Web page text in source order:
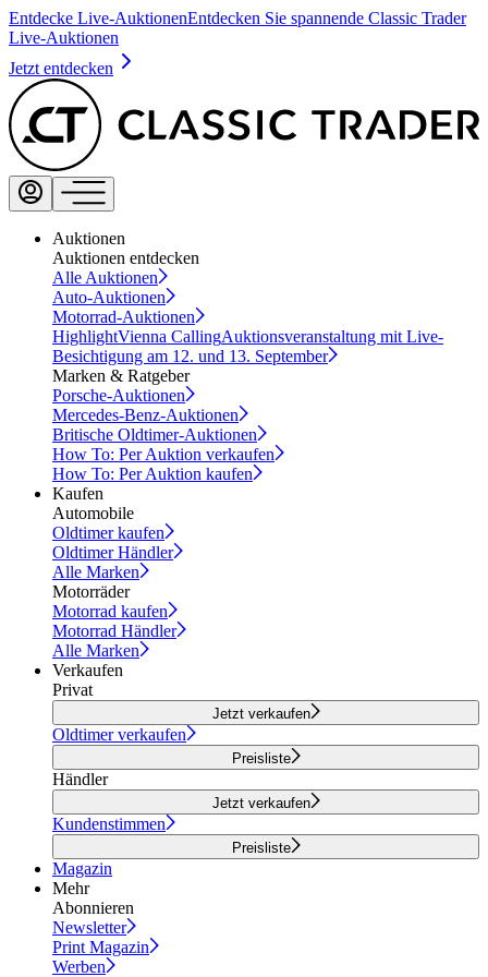
Entdecke Live-AuktionenEntdecken Sie spannende Classic Trader
Live-Auktionen
Jetzt entdecken
Auktionen
Auktionen entdecken
Alle Auktionen
Auto-Auktionen
Motorrad-Auktionen
HighlightVienna CallingAuktionsveranstaltung mit Live-
Besichtigung am 12. und 13. September
Marken & Ratgeber
Porsche-Auktionen
Mercedes-Benz-Auktionen
Britische Oldtimer-Auktionen
How To: Per Auktion verkaufen
How To: Per Auktion kaufen
Kaufen
Automobile
Oldtimer kaufen
Oldtimer Händler
Alle Marken
Motorräder
Motorrad kaufen
Motorrad Händler
Alle Marken
Verkaufen
Privat
Jetzt verkaufen
Oldtimer verkaufen
Preisliste
Händler
Jetzt verkaufen
Kundenstimmen
Preisliste
Magazin
Mehr
Abonnieren
Newsletter
Print Magazin
Werben